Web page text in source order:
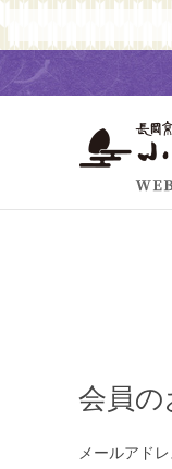
会員の
メールアド